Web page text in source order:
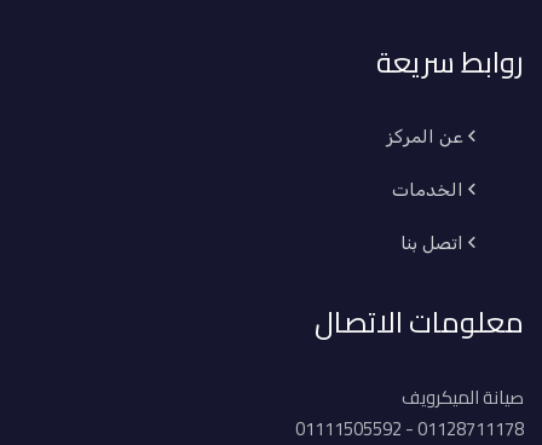
روابط سريعة
عن المركز
الخدمات
اتصل بنا
معلومات الاتصال
صيانة الميكرويف
01128711178 - 01111505592